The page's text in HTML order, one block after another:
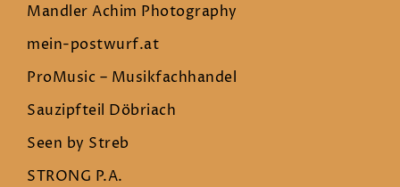
Mandler Achim Photography
mein-postwurf.at
ProMusic – Musikfachhandel
Sauzipfteil Döbriach
Seen by Streb
STRONG P.A.